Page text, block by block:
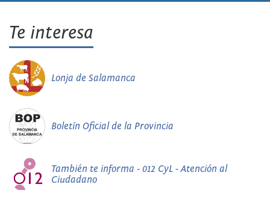
Te interesa
Lonja de Salamanca
Boletín Oficial de la Provincia
También te informa - 012 CyL - Atención al
Ciudadano